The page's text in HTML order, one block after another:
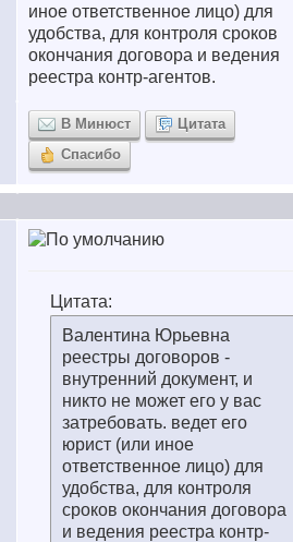
иное ответственное лицо) для
удобства, для контроля сроков
окончания договора и ведения
реестра контр-агентов.
В Минюст
Цитата
Спасибо
Цитата:
Валентина Юрьевна
реестры договоров -
внутренний документ, и
никто не может его у вас
затребовать. ведет его
юрист (или иное
ответственное лицо) для
удобства, для контроля
сроков окончания договора
и ведения реестра контр-